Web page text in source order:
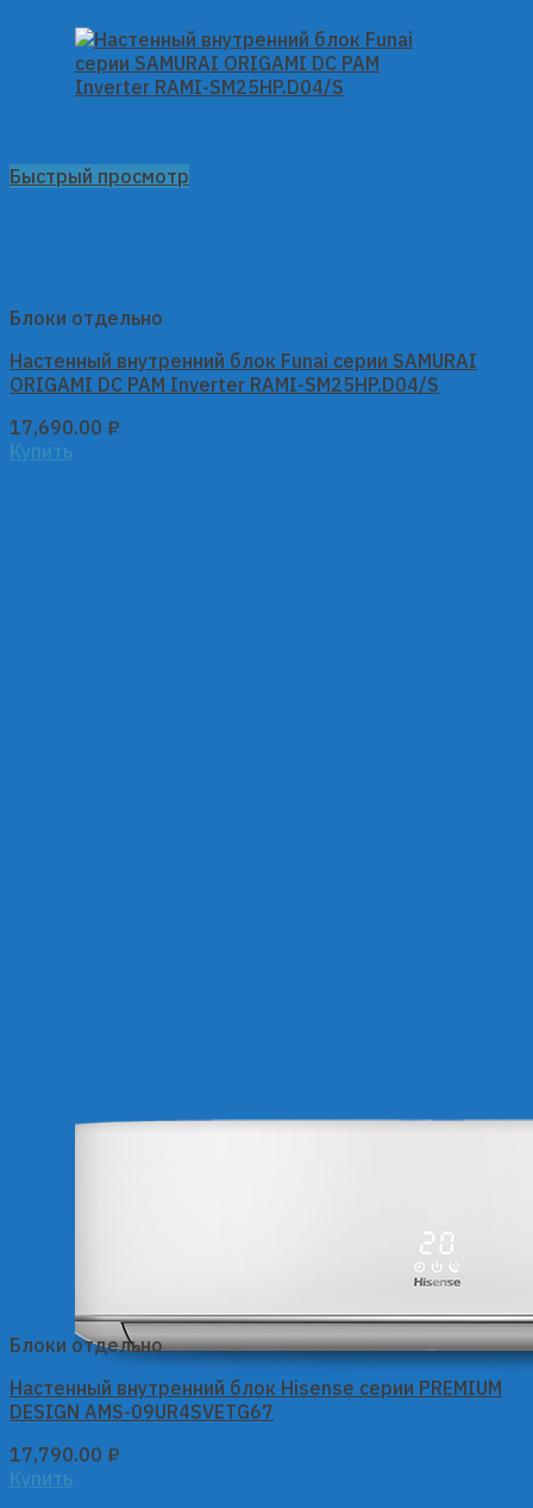
Быстрый просмотр
Блоки отдельно
Настенный внутренний блок Funai серии SAMURAI
ORIGAMI DC PAM Inverter RAMI-SM25HP.D04/S
17,690.00 ₽
Купить
Блоки отдельно
Настенный внутренний блок Hisense серии PREMIUM
DESIGN AMS-09UR4SVETG67
17,790.00 ₽
Купить